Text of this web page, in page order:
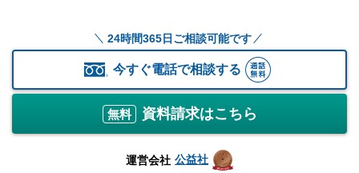
24時間365日ご相談可能です
今すぐ電話で相談する
無料 資料請求はこちら
運営会社 公益社